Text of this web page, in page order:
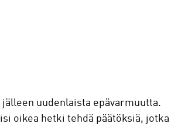
uudenlaista epävarmuutta.
oikea hetki tehdä päätöksiä, jotka